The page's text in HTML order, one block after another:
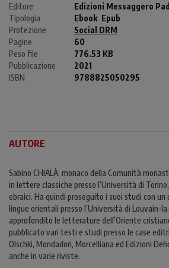
Editore
Edizioni Messaggero
Tipologia
Ebook Epub
Protezione
Social DRM
Pagine
60
Peso file
776.53 KB
Pubblicazione
2021
ISBN
9788825050295
AUTORE
Sabino CHIALÀ, monaco della Comunità
in lettere classiche presso l’Università di
ebraici. Ha quindi proseguito i suoi studi con
lingue orientali presso l’Università di Louvain-
approfondito le letterature dell’Oriente
pubblicato vari testi e studi presso le case
Olschki, Mondadori, Morcelliana ed Edizioni
anche in varie riviste.